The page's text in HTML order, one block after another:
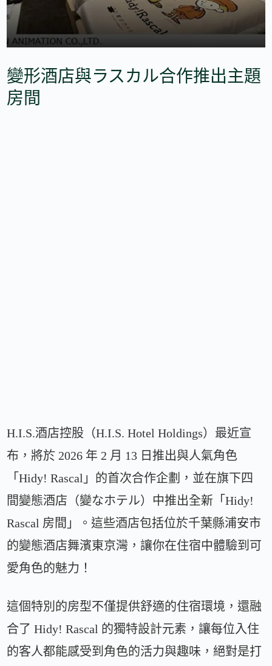
變形酒店與ラスカル合作推出主題
房間
H.I.S.酒店控股（H.I.S. Hotel Holdings）最近宣
布，將於 2026 年 2 月 13 日推出與人氣角色
「Hidy! Rascal」的首次合作企劃，並在旗下四
間變態酒店（變なホテル）中推出全新「Hidy!
Rascal 房間」。這些酒店包括位於千葉縣浦安市
的變態酒店舞濱東京灣，讓你在住宿中體驗到可
愛角色的魅力！
這個特別的房型不僅提供舒適的住宿環境，還融
合了 Hidy! Rascal 的獨特設計元素，讓每位入住
的客人都能感受到角色的活力與趣味，絕對是打